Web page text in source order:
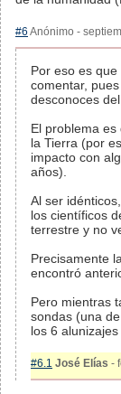
#6 Anónimo -
Por eso es
comentar,
desconoces del
El problema
la Tierra (por
impacto con
años).
Al ser
los científicos
terrestre y no
Precisamente
encontró
Pero mientras
sondas (una
los 6
#6.1 José Elías -